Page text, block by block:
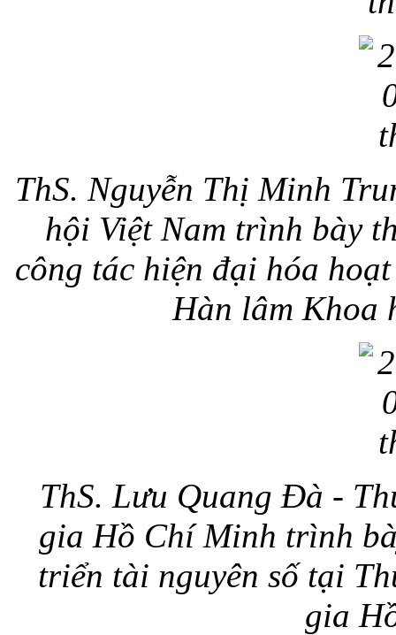
ThS. Nguyễn Thị Minh
hội Việt Nam trình bày
công tác hiện đại hóa
Hàn lâm Khoa
ThS. Lưu Quang Đà -
gia Hồ Chí Minh trình
triển tài nguyên số tại
gia